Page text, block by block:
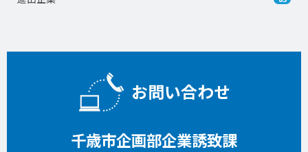
お問い合わせ
千歳市企画部企業誘致課